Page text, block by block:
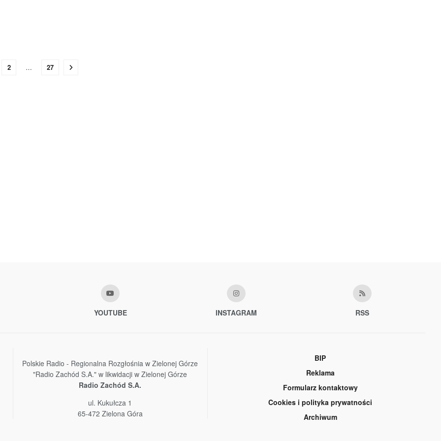
2 … 27
YOUTUBE INSTAGRAM RSS
Polskie Radio - Regionalna Rozgłośnia w Zielonej Górze
"Radio Zachód S.A." w likwidacji w Zielonej Górze
Radio Zachód S.A.
ul. Kukułcza 1
65-472 Zielona Góra
BIP
Reklama
Formularz kontaktowy
Cookies i polityka prywatności
Archiwum